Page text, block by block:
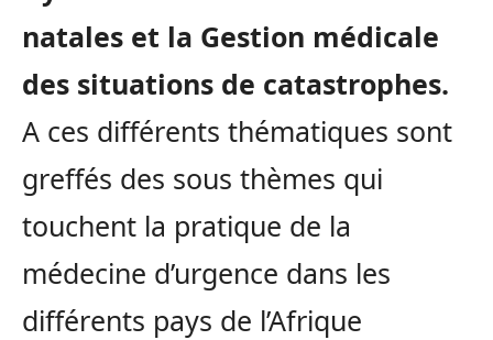
natales et la Gestion médicale
des situations de catastrophes.
A ces différents thématiques sont
greffés des sous thèmes qui
touchent la pratique de la
médecine d’urgence dans les
différents pays de l’Afrique